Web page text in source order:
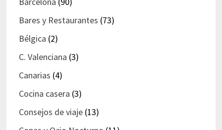
Bares y Restaurantes (73)
Bélgica (2)
C. Valenciana (3)
Canarias (4)
Cocina casera (3)
Consejos de viaje(13)